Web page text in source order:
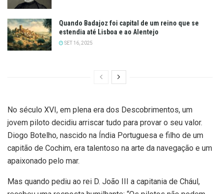
Quando Badajoz foi capital de um reino que se
estendia até Lisboa e ao Alentejo
SET 16, 2025
No século XVI, em plena era dos Descobrimentos, um
jovem piloto decidiu arriscar tudo para provar o seu valor.
Diogo Botelho, nascido na Índia Portuguesa e filho de um
capitão de Cochim, era talentoso na arte da navegação e um
apaixonado pelo mar.
Mas quando pediu ao rei D. João III a capitania de Chául,